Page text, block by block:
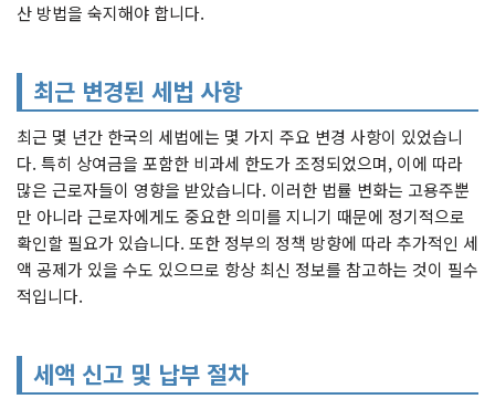
산 방법을 숙지해야 합니다.
최근 변경된 세법 사항
최근 몇 년간 한국의 세법에는 몇 가지 주요 변경 사항이 있었습니
다. 특히 상여금을 포함한 비과세 한도가 조정되었으며, 이에 따라
많은 근로자들이 영향을 받았습니다. 이러한 법률 변화는 고용주뿐
만 아니라 근로자에게도 중요한 의미를 지니기 때문에 정기적으로
확인할 필요가 있습니다. 또한 정부의 정책 방향에 따라 추가적인 세
액 공제가 있을 수도 있으므로 항상 최신 정보를 참고하는 것이 필수
적입니다.
세액 신고 및 납부 절차